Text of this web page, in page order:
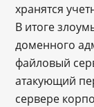
хранятся
В итоге
доменного
файловый
атакующий
сервере